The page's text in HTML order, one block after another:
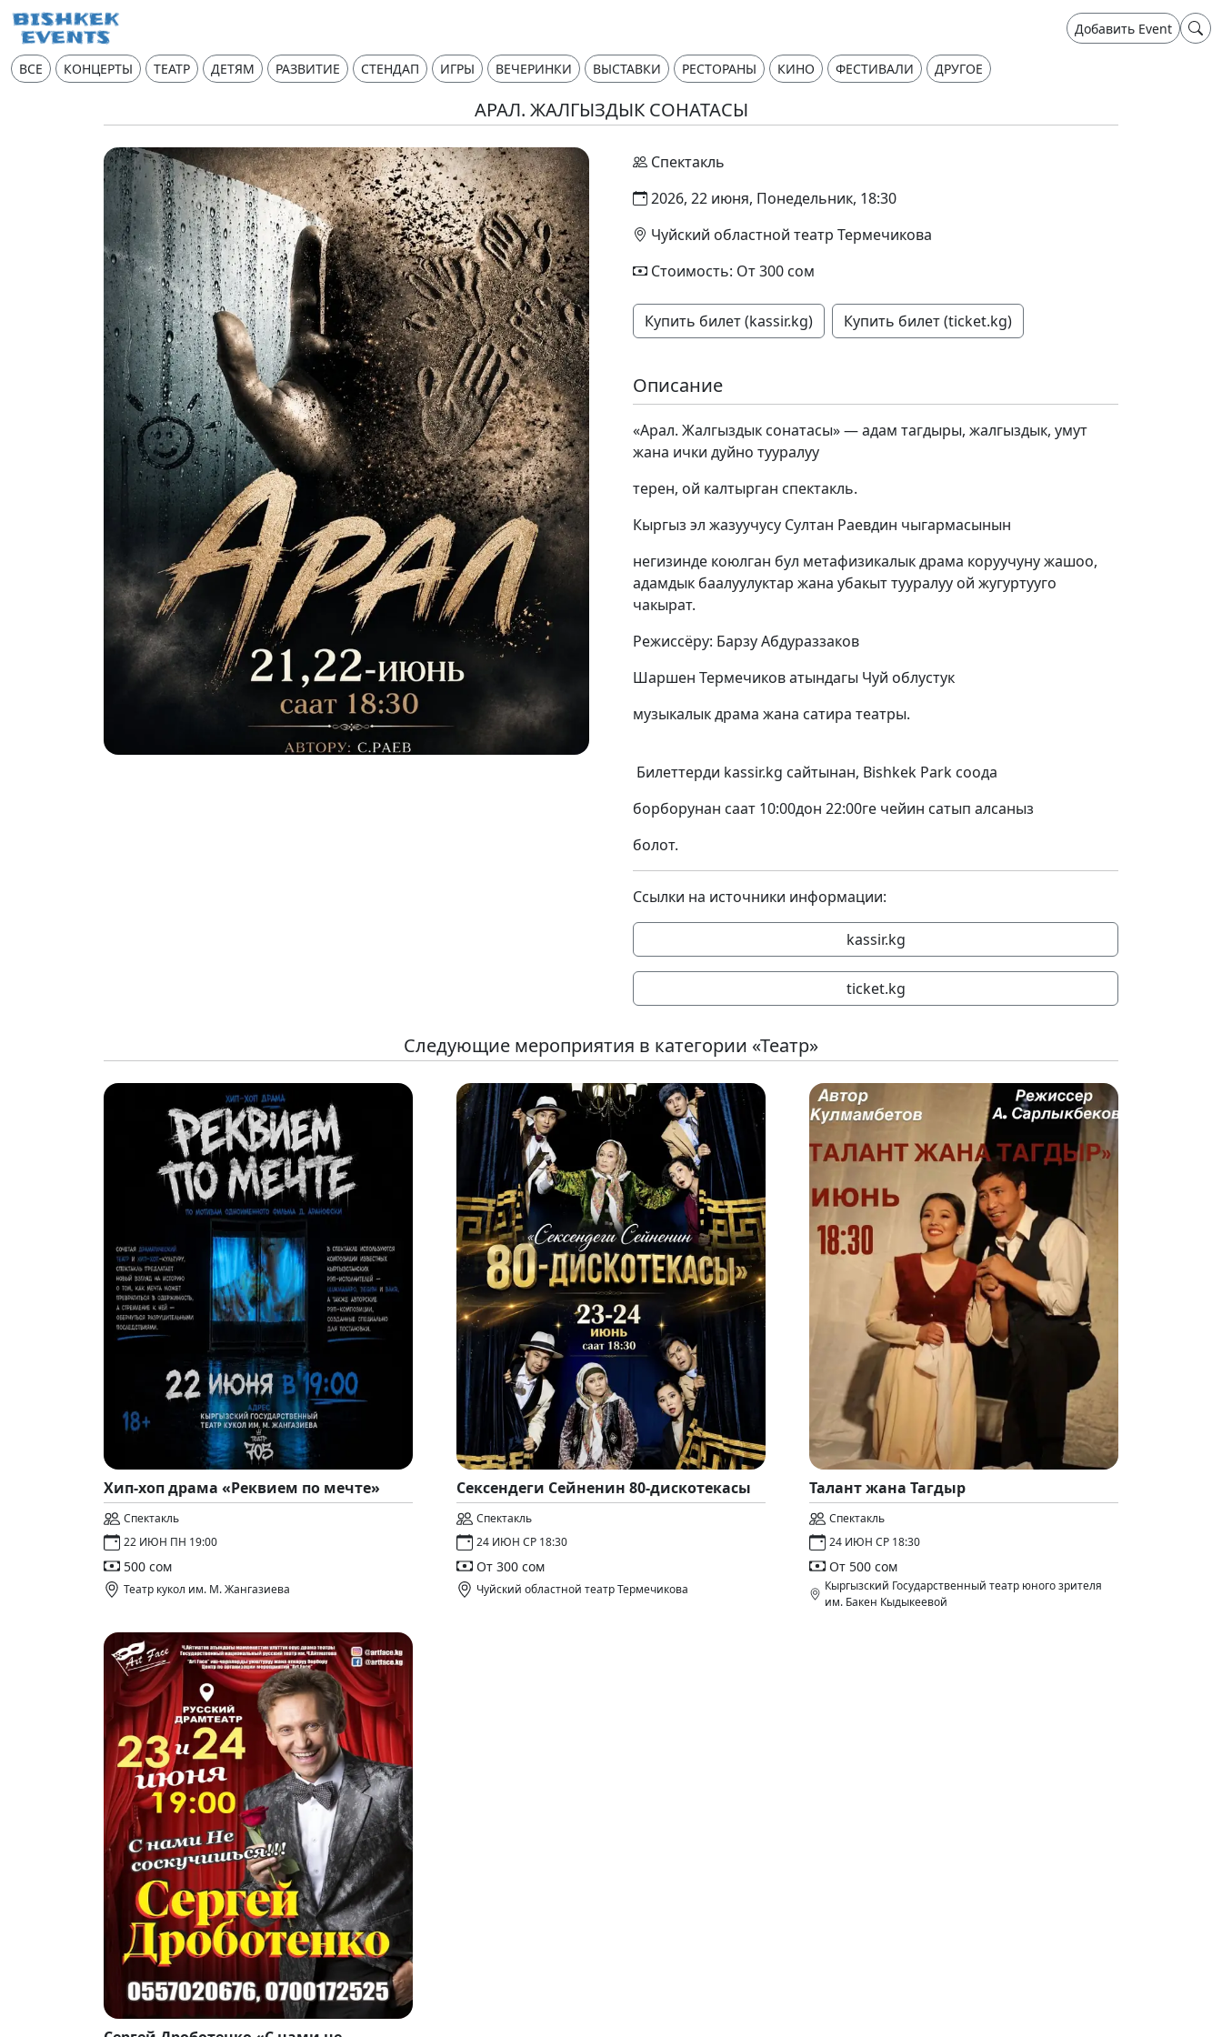
Добавить Event
ВСЕ КОНЦЕРТЫ ТЕАТР ДЕТЯМ РАЗВИТИЕ СТЕНДАП ИГРЫ ВЕЧЕРИНКИ ВЫСТАВКИ РЕСТОРАНЫ КИНО ФЕСТИВАЛИ ДРУГОЕ
АРАЛ. ЖАЛГЫЗДЫК СОНАТАСЫ
Спектакль
2026, 22 июня, Понедельник, 18:30
Чуйский областной театр Термечикова
Стоимость: От 300 сом
Купить билет (kassir.kg) Купить билет (ticket.kg)
Описание
«Арал. Жалгыздык сонатасы» — адам тагдыры, жалгыздык, умут
жана ички дуйно тууралуу
терен, ой калтырган спектакль.
Кыргыз эл жазуучусу Султан Раевдин чыгармасынын
негизинде коюлган бул метафизикалык драма коруучуну жашоо,
адамдык баалуулуктар жана убакыт тууралуу ой жугуртууго
чакырат.
Режиссёру: Барзу Абдураззаков
Шаршен Термечиков атындагы Чуй облустук
музыкалык драма жана сатира театры.
Билеттерди kassir.kg сайтынан, Bishkek Park соода
борборунан саат 10:00дон 22:00ге чейин сатып алсаныз
болот.
Ссылки на источники информации:
kassir.kg
ticket.kg
Следующие мероприятия в категории «Театр»
Хип-хоп драма «Реквием по мечте»
Спектакль
22 ИЮН ПН 19:00
500 сом
Театр кукол им. М. Жангазиева
Сексендеги Сейненин 80-дискотекасы
Спектакль
24 ИЮН СР 18:30
От 300 сом
Чуйский областной театр Термечикова
Талант жана Тагдыр
Спектакль
24 ИЮН СР 18:30
От 500 сом
Кыргызский Государственный театр юного зрителя
им. Бакен Кыдыкеевой